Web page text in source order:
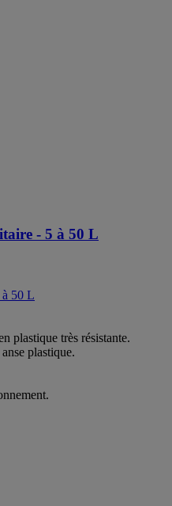
- 5 à 50 L
à 50 L
plastique très résistante.
plastique.